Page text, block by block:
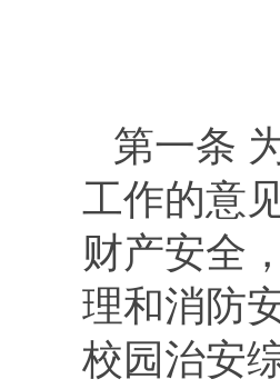
第一条
工作的意
财产安全
理和消防
校园治安